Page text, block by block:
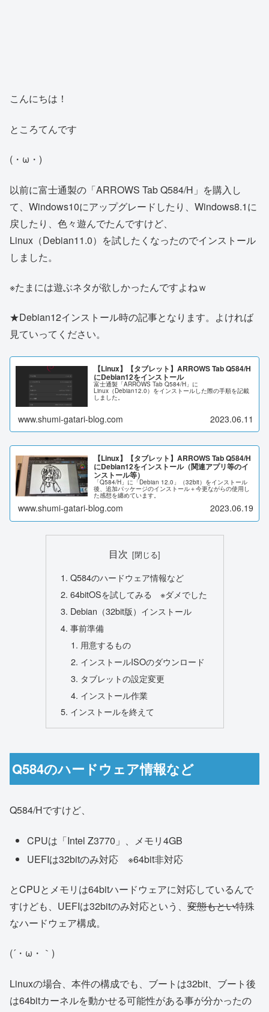
こんにちは！
ところてんです
(・ω・)
以前に富士通製の「ARROWS Tab Q584/H」を購入し
て、Windows10にアップグレードしたり、Windows8.1に
戻したり、色々遊んでたんですけど、
Linux（Debian11.0）を試したくなったのでインストール
しました。
※たまには遊ぶネタが欲しかったんですよねｗ
★Debian12インストール時の記事となります。よければ
見ていってください。
【Linux】【タブレット】ARROWS Tab Q584/H
にDebian12をインストール
富士通製「ARROWS Tab Q584/H」に
Linux（Debian12.0）をインストールした際の手順を記載
しました。
www.shumi-gatari-blog.com 2023.06.11
【Linux】【タブレット】ARROWS Tab Q584/H
にDebian12をインストール（関連アプリ等のイ
ンストール等）
「Q584/H」に「Debian 12.0」（32bit）をインストール
後、追加パッケージのインストール＋今更ながらの使用し
た感想を纏めています。
www.shumi-gatari-blog.com 2023.06.19
目次
Q584のハードウェア情報など
64bitOSを試してみる ※ダメでした
Debian（32bit版）インストール
事前準備
用意するもの
インストールISOのダウンロード
タブレットの設定変更
インストール作業
インストールを終えて
Q584のハードウェア情報など
Q584/Hですけど、
CPUは「Intel Z3770」、メモリ4GB
UEFIは32bitのみ対応 ※64bit非対応
とCPUとメモリは64bitハードウェアに対応しているんで
すけども、UEFIは32bitのみ対応という、 変態もとい特殊
なハードウェア構成。
(´・ω・｀)
Linuxの場合、本件の構成でも、ブートは32bit、ブート後
は64bitカーネルを動かせる可能性がある事が分かったの